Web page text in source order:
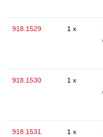
918.1529 1 x
918.1530 1 x
918.1531 1 x